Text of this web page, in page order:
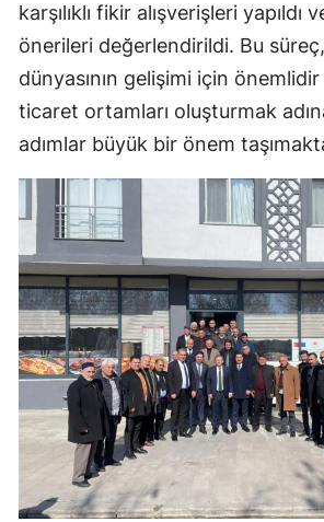
karşılıklı fikir alışverişleri yapıldı
önerileri değerlendirildi. Bu
dünyasının gelişimi için önemlidir
ticaret ortamları oluşturmak
adımlar büyük bir önem